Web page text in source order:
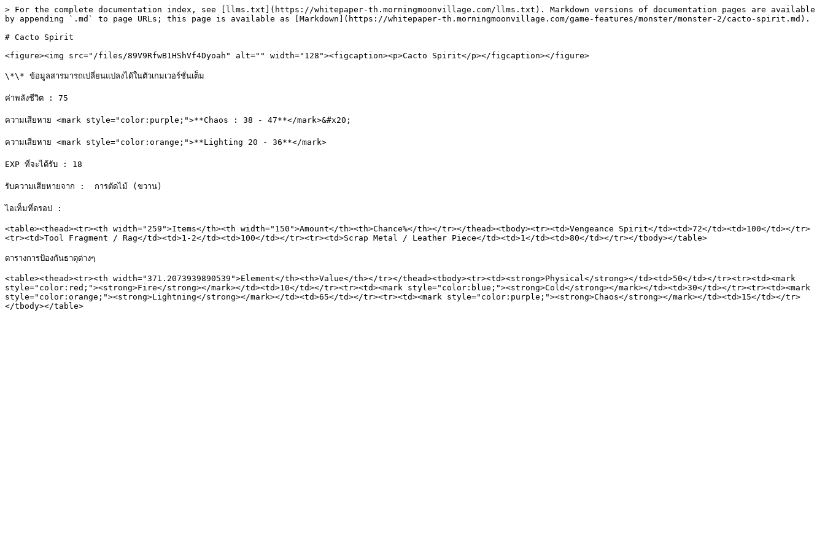
> For the complete documentation index, see [llms.txt](https://whitepaper-th.morningmoonvillage.com/llms.txt). Markdown versions of documentation pages are available
by appending `.md` to page URLs; this page is available as [Markdown](https://whitepaper-th.morningmoonvillage.com/game-features/monster/monster-2/cacto-spirit.md).
# Cacto Spirit
<figure><img src="/files/89V9RfwB1HShVf4Dyoah" alt="" width="128"><figcaption><p>Cacto Spirit</p></figcaption></figure>
\*\* ข้อมูลสารมารถเปลี่ยนแปลงได้ในตัวเกมเวอร์ชั่นเต็ม
ค่าพลังชีวิต : 75
ความเสียหาย <mark style="color:purple;">**Chaos : 38 - 47**</mark>&#x20;
ความเสียหาย <mark style="color:orange;">**Lighting 20 - 36**</mark>
EXP ที่จะได้รับ : 18
รับความเสียหายจาก :  การตัดไม้ (ขวาน)
ไอเท็มที่ดรอป :
<table><thead><tr><th width="259">Items</th><th width="150">Amount</th><th>Chance%</th></tr></thead><tbody><tr><td>Vengeance Spirit</td><td>72</td><td>100</td></tr>
<tr><td>Tool Fragment / Rag</td><td>1-2</td><td>100</td></tr><tr><td>Scrap Metal / Leather Piece</td><td>1</td><td>80</td></tr></tbody></table>
ตารางการป้องกันธาตุต่างๆ
<table><thead><tr><th width="371.2073939890539">Element</th><th>Value</th></tr></thead><tbody><tr><td><strong>Physical</strong></td><td>50</td></tr><tr><td><mark
style="color:red;"><strong>Fire</strong></mark></td><td>10</td></tr><tr><td><mark style="color:blue;"><strong>Cold</strong></mark></td><td>30</td></tr><tr><td><mark
style="color:orange;"><strong>Lightning</strong></mark></td><td>65</td></tr><tr><td><mark style="color:purple;"><strong>Chaos</strong></mark></td><td>15</td></tr>